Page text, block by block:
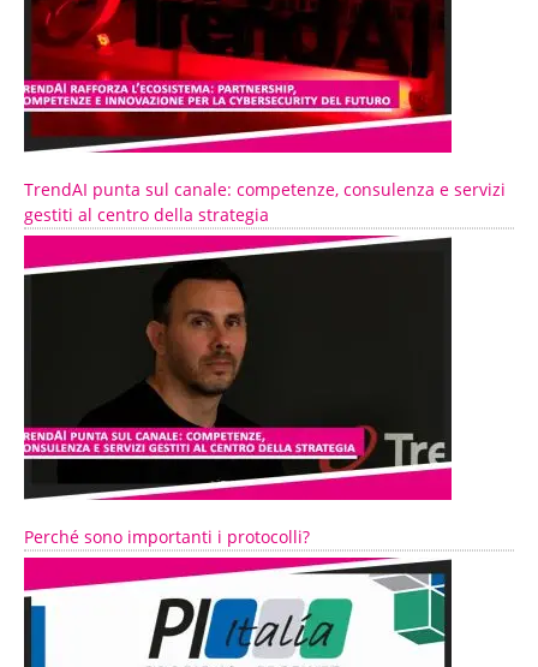
TrendAI punta sul canale: competenze, consulenza e servizi
gestiti al centro della strategia
Perché sono importanti i protocolli?